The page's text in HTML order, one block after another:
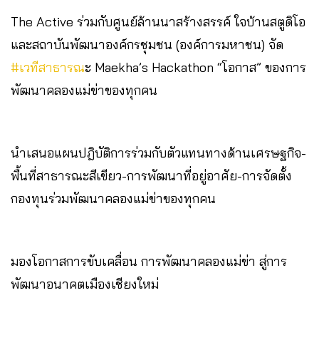
The Active ร่วมกับศูนย์ล้านนาสร้างสรรค์ ใจบ้านสตูดิโอ
และสถาบันพัฒนาองค์กรชุมชน (องค์การมหาชน) จัด
#เวทีสาธารณะ Maekha’s Hackathon “โอกาส” ของการ
พัฒนาคลองแม่ข่าของทุกคน
นำเสนอแผนปฎิบัติการร่วมกับตัวแทนทางด้านเศรษฐกิจ-
พื้นที่สาธารณะสีเขียว-การพัฒนาที่อยู่อาศัย-การจัดตั้ง
กองทุนร่วมพัฒนาคลองแม่ข่าของทุกคน
มองโอกาสการขับเคลื่อน การพัฒนาคลองแม่ข่า สู่การ
พัฒนาอนาคตเมืองเชียงใหม่